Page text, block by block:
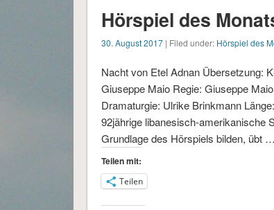
Hörspiel des
30. August 2017| Filed under: Hörspiel des
Nacht von Etel Adnan Übersetzung:
Giuseppe Maio Regie: Giuseppe
Dramaturgie: Ulrike Brinkmann
92jährige libanesisch-amerikanische
Grundlage des Hörspiels bilden, übt …
Teilen mit:
Teilen